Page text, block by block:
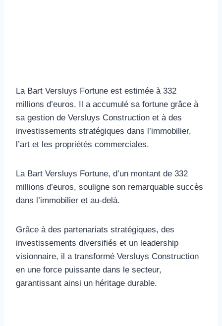
La Bart Versluys Fortune est estimée à 332
millions d’euros. Il a accumulé sa fortune grâce à
sa gestion de Versluys Construction et à des
investissements stratégiques dans l’immobilier,
l’art et les propriétés commerciales.
La Bart Versluys Fortune, d’un montant de 332
millions d’euros, souligne son remarquable succès
dans l’immobilier et au-delà.
Grâce à des partenariats stratégiques, des
investissements diversifiés et un leadership
visionnaire, il a transformé Versluys Construction
en une force puissante dans le secteur,
garantissant ainsi un héritage durable.